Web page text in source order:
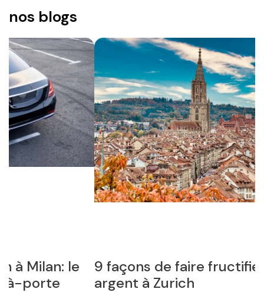
nos blogs
9 façons de faire fructifier votre
argent à Zurich